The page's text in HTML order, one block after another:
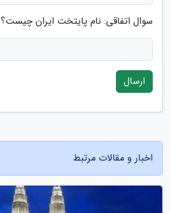
سوال اتفاقی: نام پایتخت ایران چیست؟
ارسال
اخبار و مقالات مرتبط